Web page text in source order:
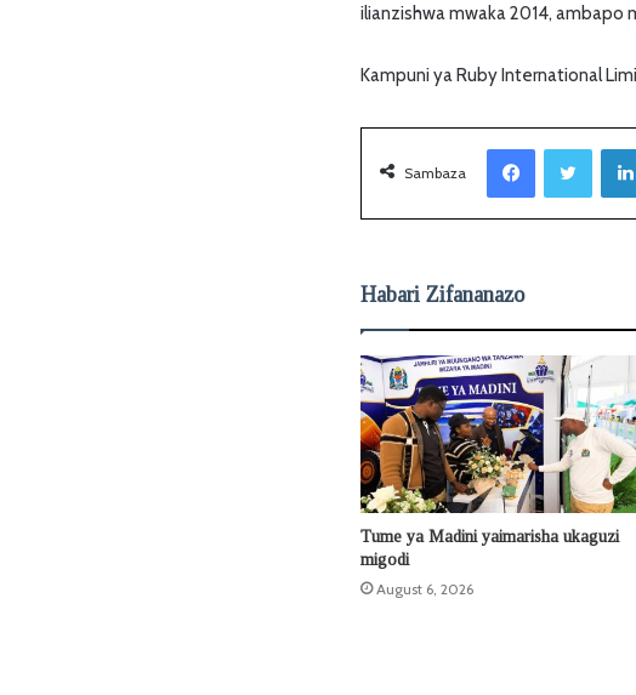
ilianzishwa mwaka 2014, ambapo
Kampuni ya Ruby International
Sambaza
Habari Zifananazo
Tume ya Madini yaimarisha ukaguzi
migodi
August 6, 2026